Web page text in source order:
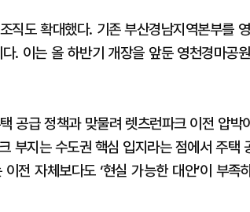
직도 확대했다. 기존 부산경남지역본부를
. 이는 올 하반기 개장을 앞둔 영천경마공
공급 정책과 맞물려 렛츠런파크 이전 압박
부지는 수도권 핵심 입지라는 점에서 주택
전 자체보다도 ‘현실 가능한 대안’이 부족